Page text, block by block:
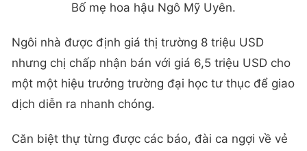
Bố mẹ hoa hậu Ngô Mỹ Uyên.
Ngôi nhà được định giá thị trường 8 triệu USD
nhưng chị chấp nhận bán với giá 6,5 triệu USD cho
một một hiệu trưởng trường đại học tư thục để giao
dịch diễn ra nhanh chóng.
Căn biệt thự từng được các báo, đài ca ngợi về vẻ